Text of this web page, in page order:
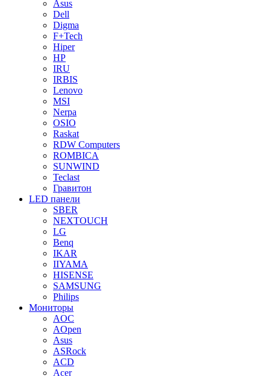
Asus
Dell
Digma
F+Tech
Hiper
HP
IRU
IRBIS
Lenovo
MSI
Nerpa
OSIO
Raskat
RDW Computers
ROMBICA
SUNWIND
Teclast
Гравитон
LED панели
SBER
NEXTOUCH
LG
Benq
IKAR
IIYAMA
HISENSE
SAMSUNG
Philips
Мониторы
AOC
AOpen
Asus
ASRock
ACD
Acer